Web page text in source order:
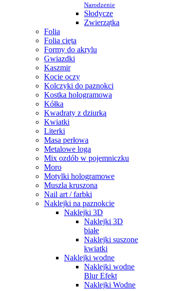
Narodzenie
Słodycze
Zwierzątka
Folia
Folia cięta
Formy do akrylu
Gwiazdki
Kaszmir
Kocie oczy
Kolczyki do paznokci
Kostka hologramowa
Kółka
Kwadraty z dziurką
Kwiatki
Literki
Masa perłowa
Metalowe loga
Mix ozdób w pojemniczku
Moro
Motylki hologramowe
Muszla kruszona
Nail art / farbki
Naklejki na paznokcie
Naklejki 3D
Naklejki 3D
białe
Naklejki suszone
kwiatki
Naklejki wodne
Naklejki wodne
Blur Efekt
Naklejki Wodne